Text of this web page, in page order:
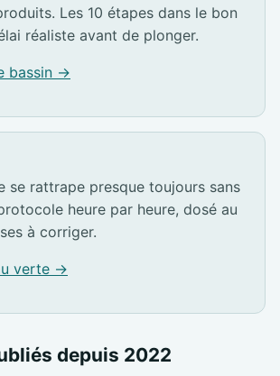
Les 10 étapes dans le bon
réaliste avant de plonger.
bassin →
se rattrape presque toujours sans
heure par heure, dosé au
à corriger.
verte →
depuis 2022